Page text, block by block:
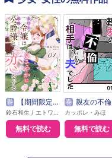
巻 【期間限定無料】本好き令嬢は敏腕公爵様とひそやかに恋をする
無料で読む
巻 親友の不倫相手は、夫でした【単話版】
カッポレ・みほ
無料で読む